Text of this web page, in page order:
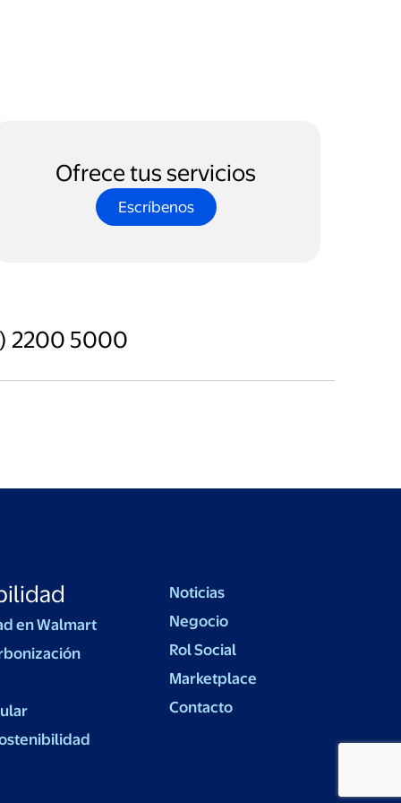
Ofrece tus servicios
Escríbenos
2200 5000
en Walmart
Noticias
Negocio
Rol Social
Marketplace
Contacto